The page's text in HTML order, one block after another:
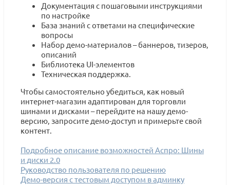
Документация с пошаговыми инструкциями
по настройке
База знаний с ответами на специфические
вопросы
Набор демо-материалов – баннеров, тизеров,
описаний
Библиотека UI-элементов
Техническая поддержка.
Чтобы самостоятельно убедиться, как новый
интернет-магазин адаптирован для торговли
шинами и дисками – перейдите на нашу демо-
версию, запросите демо-доступ и примерьте свой
контент.
Подробное описание возможностей Аспро: Шины
и диски 2.0
Руководство пользователя по решению
Демо-версия с тестовым доступом в админку